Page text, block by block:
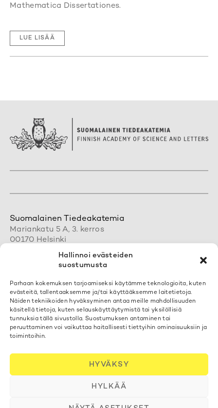
Hallinnoi evästeiden
suostumusta
Parhaan kokemuksen tarjoamiseksi käytämme teknologioita, kuten
evästeitä, tallentaaksemme ja/tai käyttääksemme laitetietoja.
Näiden tekniikoiden hyväksyminen antaa meille mahdollisuuden
käsitellä tietoja, kuten selauskäyttäytymistä tai yksilöllisiä
tunnuksia tällä sivustolla. Suostumuksen antaminen tai
peruuttaminen voi vaikuttaa haitallisesti tiettyihin ominaisuuksiin ja
toimintoihin.
HYVÄKSY
HYLKÄÄ
Mathematica Dissertationes.
LUE LISÄÄ
Suomalainen Tiedeakatemia
Mariankatu 5 A, 3. kerros
00170 Helsinki
+358 50 462 0890
acadsci@acadsci.fi
Henkilökunnan yhteystiedot
Löydät yhteystietomme täältä
Tilaa uutiskirjeemme
Voit liittyä postituslistallemme
Evästekäytäntö
Tietosuojaselosteet